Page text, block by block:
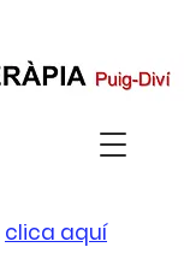
clica aquí